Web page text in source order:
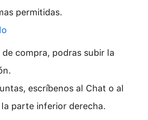
permitidas.
de compra, podras subir la
escríbenos al Chat o al
parte inferior derecha.